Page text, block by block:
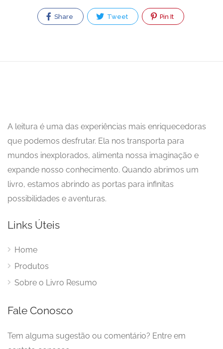
Share Tweet Pin It
A leitura é uma das experiências mais enriquecedoras
que podemos desfrutar. Ela nos transporta para
mundos inexplorados, alimenta nossa imaginação e
expande nosso conhecimento. Quando abrimos um
livro, estamos abrindo as portas para infinitas
possibilidades e aventuras.
Links Úteis
Home
Produtos
Sobre o Livro Resumo
Fale Conosco
Tem alguma sugestão ou comentário? Entre em